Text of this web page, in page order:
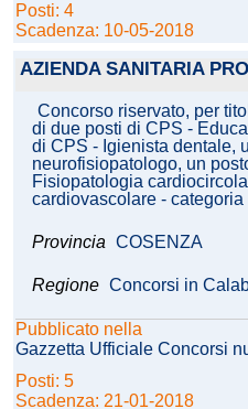
Posti: 4
Scadenza: 10-05-2018
AZIENDA SANITARIA
Concorso riservato, per
di due posti di CPS -
di CPS - Igienista dentale,
neurofisiopatologo, un
Fisiopatologia
cardiovascolare - categoria
Provincia COSENZA
Regione Concorsi in
Pubblicato nella
Gazzetta Ufficiale Concorsi
Posti: 5
Scadenza: 21-01-2018